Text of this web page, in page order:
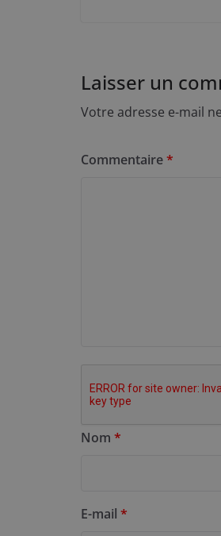
Laisser un
Votre adresse e-mail
Commentaire*
Nom *
E-mail *